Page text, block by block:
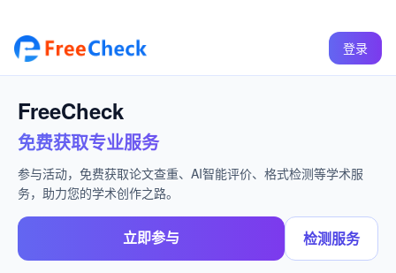
登录
FreeCheck
免费获取专业服务
参与活动，免费获取论文查重、AI智能评价、格式检测等学术服
务，助力您的学术创作之路。
立即参与 检测服务